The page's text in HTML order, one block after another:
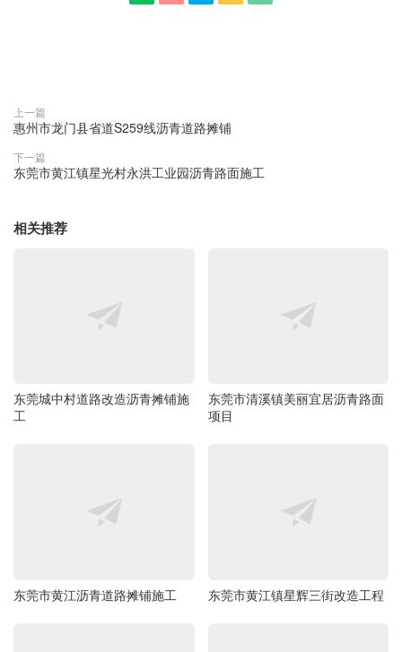
上一篇
惠州市龙门县省道S259线沥青道路摊铺
下一篇
东莞市黄江镇星光村永洪工业园沥青路面施工
相关推荐
东莞城中村道路改造沥青摊铺施
工
东莞市清溪镇美丽宜居沥青路面
项目
东莞市黄江沥青道路摊铺施工 东莞市黄江镇星辉三街改造工程